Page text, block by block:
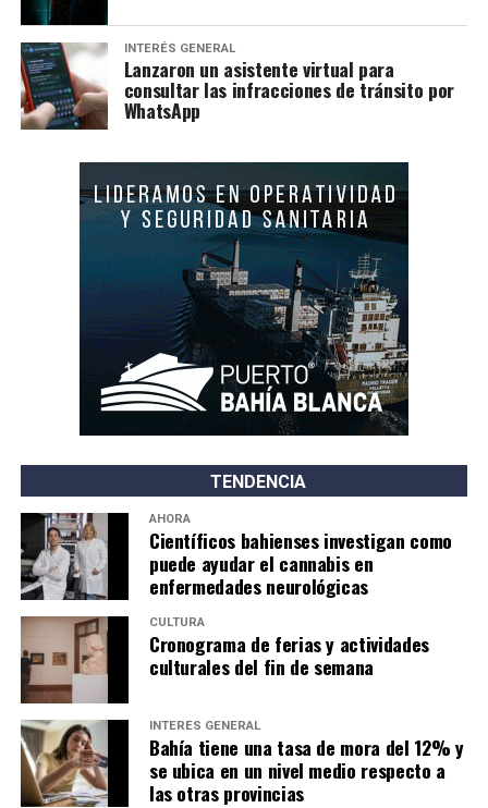
INTERÉS GENERAL
Lanzaron un asistente virtual para
consultar las infracciones de tránsito por
WhatsApp
TENDENCIA
AHORA
Científicos bahienses investigan como
puede ayudar el cannabis en
enfermedades neurológicas
CULTURA
Cronograma de ferias y actividades
culturales del fin de semana
INTERÉS GENERAL
Bahía tiene una tasa de mora del 12% y
se ubica en un nivel medio respecto a
las otras provincias